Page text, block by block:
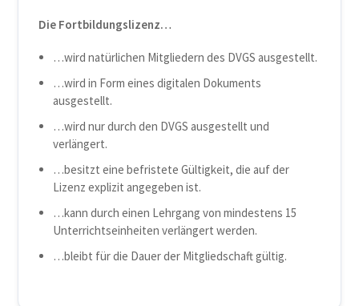
Die Fortbildungslizenz…
…wird natürlichen Mitgliedern des DVGS ausgestellt.
…wird in Form eines digitalen Dokuments
ausgestellt.
…wird nur durch den DVGS ausgestellt und
verlängert.
…besitzt eine befristete Gültigkeit, die auf der
Lizenz explizit angegeben ist.
…kann durch einen Lehrgang von mindestens 15
Unterrichtseinheiten verlängert werden.
…bleibt für die Dauer der Mitgliedschaft gültig.